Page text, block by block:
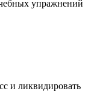
упражнений
и ликвидировать